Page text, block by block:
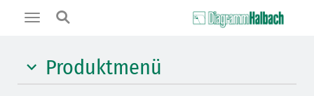
Toggle
Produktmenü